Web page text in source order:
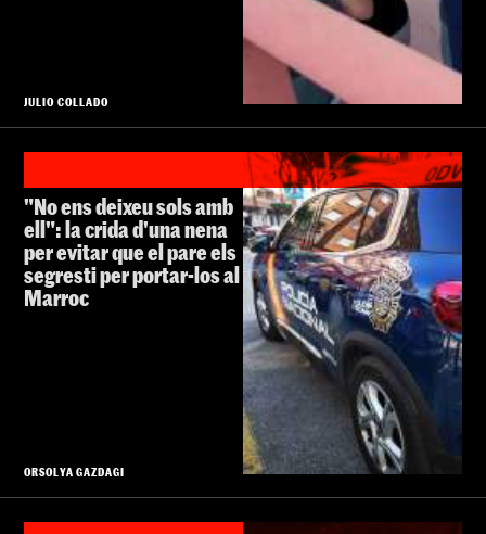
JULIO COLLADO
"No ens deixeu sols amb
ell": la crida d'una nena
per evitar que el pare els
segresti per portar-los al
Marroc
ORSOLYA GAZDAGI